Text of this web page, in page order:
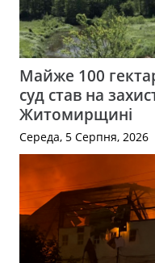
Майже 100
суд став на
Житомирщині
Середа, 5 Серпня, 2026